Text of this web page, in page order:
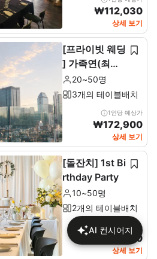
₩112,030
상세 보기
[프라이빗 웨딩
] 가족연(최소2
0~최대 50인)
20~50명
3개의 테이블배치
1인당 예상가
₩172,900
상세 보기
[돌잔치] 1st Bi
rthday Party
10~50명
2개의 테이블배치
1인당 예상가
₩137,680
상세 보기
AI 컨시어지